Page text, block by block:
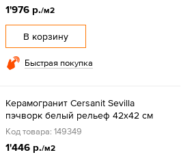
1'976 р./м2
В корзину
Быстрая покупка
Керамогранит Cersanit Sevilla
пэчворк белый рельеф 42x42 см
Код товара: 149349
1'446 р./м2